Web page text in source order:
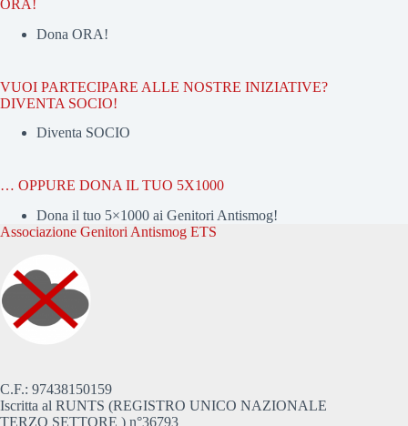
ORA!
Dona ORA!
VUOI PARTECIPARE ALLE NOSTRE INIZIATIVE?
DIVENTA SOCIO!
Diventa SOCIO
… OPPURE DONA IL TUO 5X1000
Dona il tuo 5×1000 ai Genitori Antismog!
Associazione Genitori Antismog ETS
C.F.: 97438150159
Iscritta al RUNTS (REGISTRO UNICO NAZIONALE
TERZO SETTORE ) n°36793